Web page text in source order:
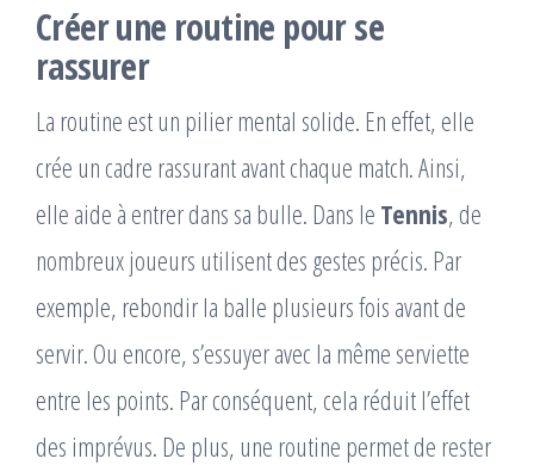
Créer une routine pour se
rassurer
La routine est un pilier mental solide. En effet, elle
crée un cadre rassurant avant chaque match. Ainsi,
elle aide à entrer dans sa bulle. Dans le Tennis, de
nombreux joueurs utilisent des gestes précis. Par
exemple, rebondir la balle plusieurs fois avant de
servir. Ou encore, s’essuyer avec la même serviette
entre les points. Par conséquent, cela réduit l’effet
des imprévus. De plus, une routine permet de rester